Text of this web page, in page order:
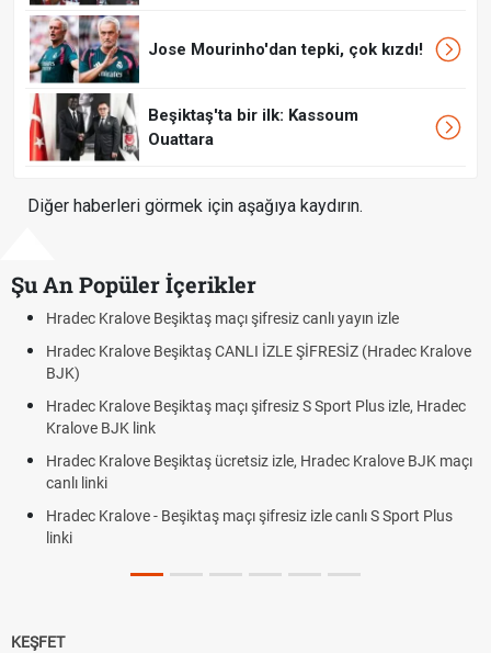
Jose Mourinho'dan tepki, çok kızdı!
Beşiktaş'ta bir ilk: Kassoum
Ouattara
Diğer haberleri görmek için aşağıya kaydırın.
Şu An Popüler İçerikler
Beşiktaş maçı şifresiz canlı yayın izle
Beşiktaş CANLI İZLE ŞİFRESİZ (Hradec Kralove
Beşiktaş maçı şifresiz S Sport Plus izle, Hradec
Beşiktaş ücretsiz izle, Hradec Kralove BJK maçı
- Beşiktaş maçı şifresiz izle canlı S Sport Plus
Hradec
Hradec
Trivela Nedir?
Plonjon Nedir?
KEŞFET